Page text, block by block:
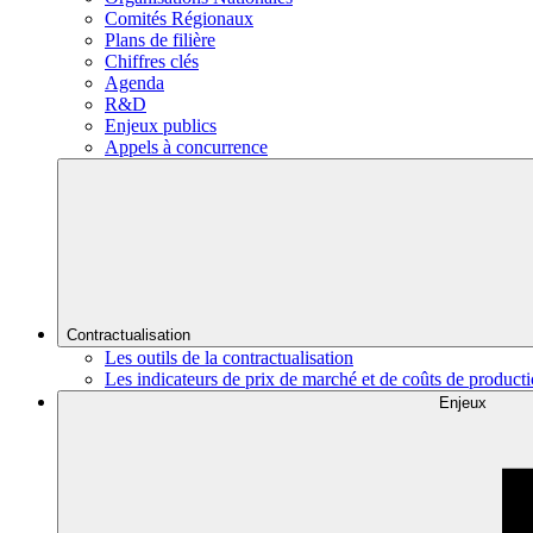
Comités Régionaux
Plans de filière
Chiffres clés
Agenda
R&D
Enjeux publics
Appels à concurrence
Contractualisation
Les outils de la contractualisation
Les indicateurs de prix de marché et de coûts de
Enjeux